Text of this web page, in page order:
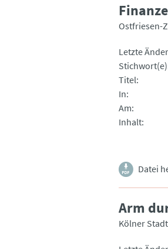
Ostfriesen-
Letzte
Stichwort(e)
Titel
In
Am
Inhalt
Datei
Arm
Kölner